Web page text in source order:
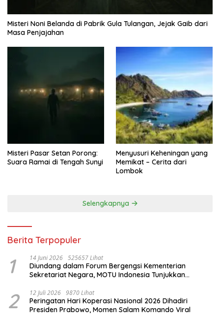
Misteri Noni Belanda di Pabrik Gula Tulangan, Jejak Gaib dari
Masa Penjajahan
Misteri Pasar Setan Porong:
Suara Ramai di Tengah Sunyi
Menyusuri Keheningan yang
Memikat – Cerita dari
Lombok
Selengkapnya
Berita Terpopuler
1 14 Juni 2026 525657 Lihat
Diundang dalam Forum Bergengsi Kementerian
Sekretariat Negara, MOTU Indonesia Tunjukkan
2 12 Juli 2026 9870 Lihat
Peringatan Hari Koperasi Nasional 2026 Dihadiri
Presiden Prabowo, Momen Salam Komando Viral